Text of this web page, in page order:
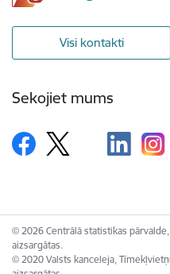
Visi kontakti
Sekojiet mums
© 2026 Centrālā statistikas
aizsargātas.
© 2020 Valsts kanceleja,